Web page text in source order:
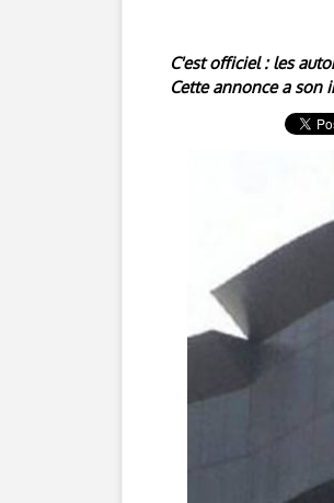
C'est officiel : les
Cette annonce a son